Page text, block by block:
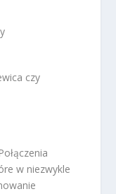
czy
Połączenia
w niezwykle